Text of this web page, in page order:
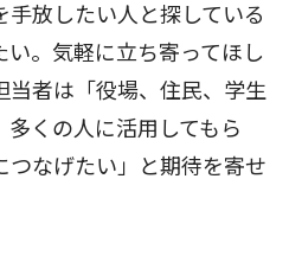
放したい人と探している
い。気軽に立ち寄ってほし
当者は「役場、住民、学生
くの人に活用してもら
つなげたい」と期待を寄せ